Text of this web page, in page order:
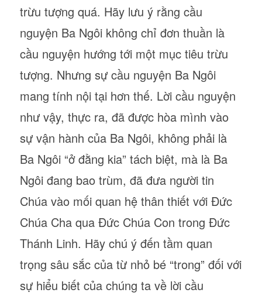
trừu tượng quá. Hãy lưu ý rằng cầu
nguyện Ba Ngôi không chỉ đơn thuần là
cầu nguyện hướng tới một mục tiêu trừu
tượng. Nhưng sự cầu nguyện Ba Ngôi
mang tính nội tại hơn thế. Lời cầu nguyện
như vậy, thực ra, đã được hòa mình vào
sự vận hành của Ba Ngôi, không phải là
Ba Ngôi “ở đằng kia” tách biệt, mà là Ba
Ngôi đang bao trùm, đã đưa người tin
Chúa vào mối quan hệ thân thiết với Đức
Chúa Cha qua Đức Chúa Con trong Đức
Thánh Linh. Hãy chú ý đến tầm quan
trọng sâu sắc của từ nhỏ bé “trong” đối với
sự hiểu biết của chúng ta về lời cầu